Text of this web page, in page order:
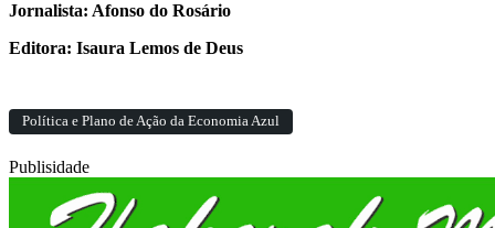
Jornalista: Afonso do Rosário
Editora: Isaura Lemos de Deus
Política e Plano de Ação da Economia Azul
Publisidade